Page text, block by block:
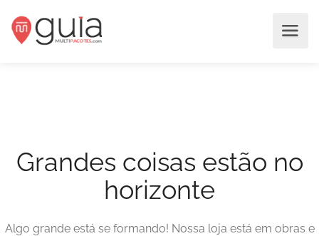
Grandes coisas estão no
horizonte
Algo grande está se formando! Nossa loja está em obras e